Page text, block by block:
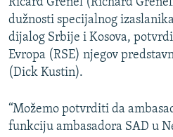
MOJA EVROPA
TRI DECENIJE OD RATA U BIH
SVE KARTE DEJTONA
NASTANAK I RASPAD JUGOSLAVIJE
Ričard Grenel (Richard
dužnosti specijalnog
dijalog Srbije i Kosova,
Evropa (RSE) njegov
(Dick Kustin).
“Možemo potvrditi da
funkciju ambasadora SAD u